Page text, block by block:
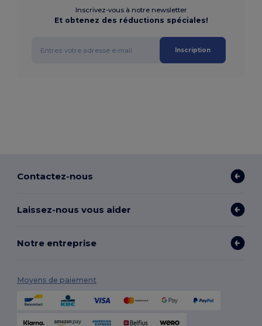
Inscrivez-vous à notre newsletter
Et obtenez des réductions spéciales!
Inscription
Contactez-nous
Laissez-nous vous aider
Notre entreprise
Moyens de paiement